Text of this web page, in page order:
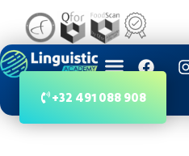
+32 491 088 908